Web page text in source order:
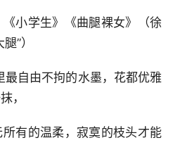
小学生》《曲腿裸女》（徐
”）
最自由不拘的水墨，花都优雅
，
有的温柔，寂寞的枝头才能